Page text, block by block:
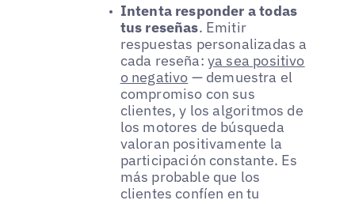
Intenta responder a todas
tus reseñas. Emitir
respuestas personalizadas a
cada reseña: ya sea positivo
o negativo — demuestra el
compromiso con sus
clientes, y los algoritmos de
los motores de búsqueda
valoran positivamente la
participación constante. Es
más probable que los
clientes confíen en tu